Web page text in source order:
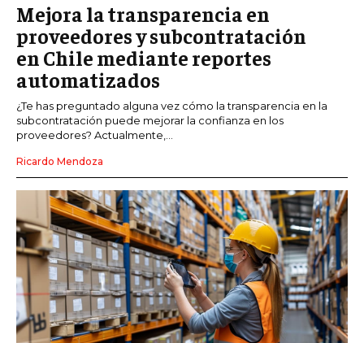
Mejora la transparencia en
proveedores y subcontratación
en Chile mediante reportes
automatizados
¿Te has preguntado alguna vez cómo la transparencia en la
subcontratación puede mejorar la confianza en los
proveedores? Actualmente,...
Ricardo Mendoza